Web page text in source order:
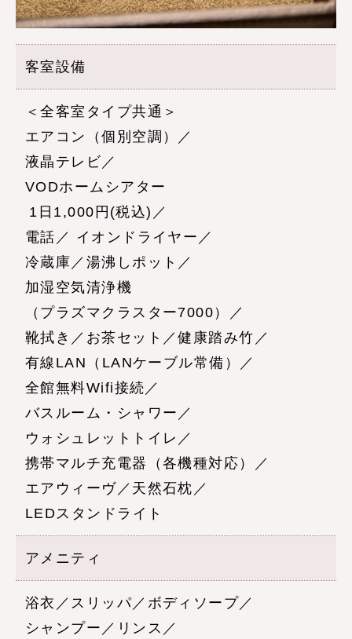
客室設備
＜全客室タイプ共通＞
エアコン（個別空調）／
液晶テレビ／
VODホームシアター
1日1,000円(税込)／
電話／
イオンドライヤー／
冷蔵庫／湯沸しポット／
加湿空気清浄機
（プラズマクラスター7000）／
靴拭き／お茶セット／健康踏み竹／
有線LAN（LANケーブル常備）／
全館無料Wifi接続／
バスルーム・シャワー／
ウォシュレットトイレ／
携帯マルチ充電器（各機種対応）／
エアウィーヴ／天然石枕／
LEDスタンドライト
アメニティ
浴衣／スリッパ／ボディソープ／
シャンプー／リンス／